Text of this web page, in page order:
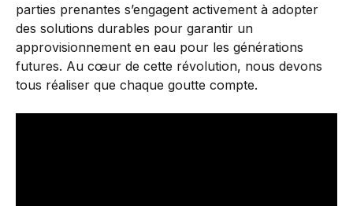
parties prenantes s’engagent activement à adopter
des solutions durables pour garantir un
approvisionnement en eau pour les générations
futures. Au cœur de cette révolution, nous devons
tous réaliser que chaque goutte compte.